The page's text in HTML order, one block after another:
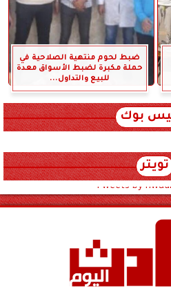
ضبط لحوم منتهية الصلاحية في
حملة مكبرة لضبط الأسواق معدة
للبيع والتداول...
بوك
تويتر
Tweets by